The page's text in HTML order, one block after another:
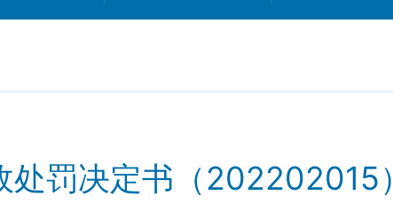
罚决定书（202202015）